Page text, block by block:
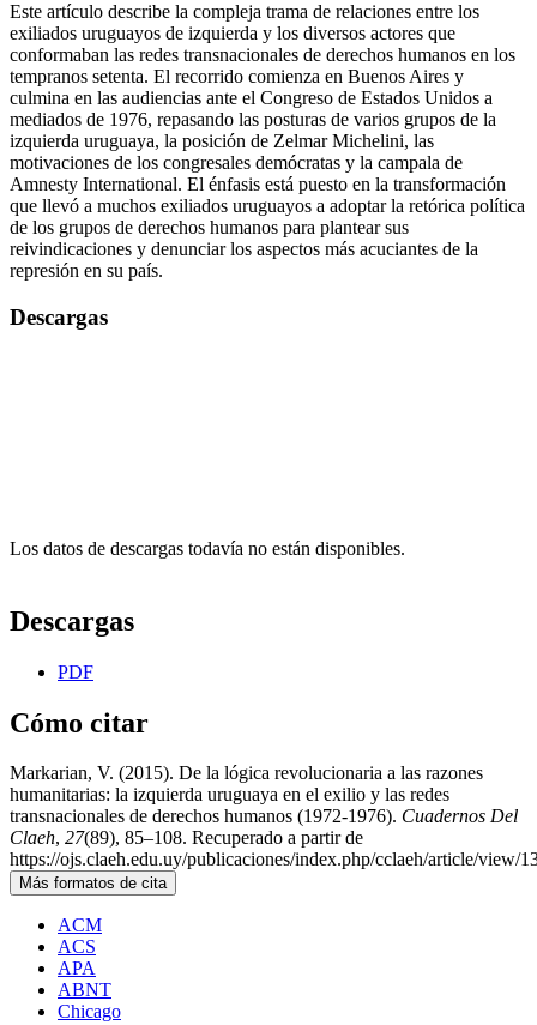
Este artículo describe la compleja trama de relaciones entre los
exiliados uruguayos de izquierda y los diversos actores que
conformaban las redes transnacionales de derechos humanos en los
tempranos setenta. El recorrido comienza en Buenos Aires y
culmina en las audiencias ante el Congreso de Estados Unidos a
mediados de 1976, repasando las posturas de varios grupos de la
izquierda uruguaya, la posición de Zelmar Michelini, las
motivaciones de los congresales demócratas y la campala de
Amnesty International. El énfasis está puesto en la transformación
que llevó a muchos exiliados uruguayos a adoptar la retórica política
de los grupos de derechos humanos para plantear sus
reivindicaciones y denunciar los aspectos más acuciantes de la
represión en su país.
Descargas
Los datos de descargas todavía no están disponibles.
Descargas
PDF
Cómo citar
Markarian, V. (2015). De la lógica revolucionaria a las razones
humanitarias: la izquierda uruguaya en el exilio y las redes
transnacionales de derechos humanos (1972-1976). Cuadernos Del
Claeh, 27(89), 85–108. Recuperado a partir de
https://ojs.claeh.edu.uy/publicaciones/index.php/cclaeh/article/view/
Más formatos de cita
ACM
ACS
APA
ABNT
Chicago